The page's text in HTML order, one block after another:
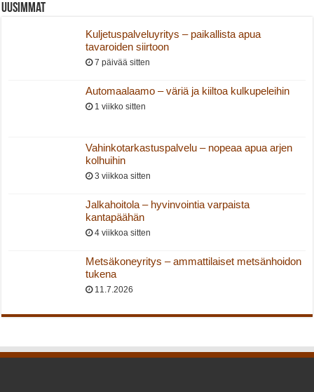
Uusimmat
Kuljetuspalveluyritys – paikallista apua
tavaroiden siirtoon
7 päivää sitten
Automaalaamo – väriä ja kiiltoa kulkupeleihin
1 viikko sitten
Vahinkotarkastuspalvelu – nopeaa apua arjen
kolhuihin
3 viikkoa sitten
Jalkahoitola – hyvinvointia varpaista
kantapäähän
4 viikkoa sitten
Metsäkoneyritys – ammattilaiset metsänhoidon
tukena
11.7.2026